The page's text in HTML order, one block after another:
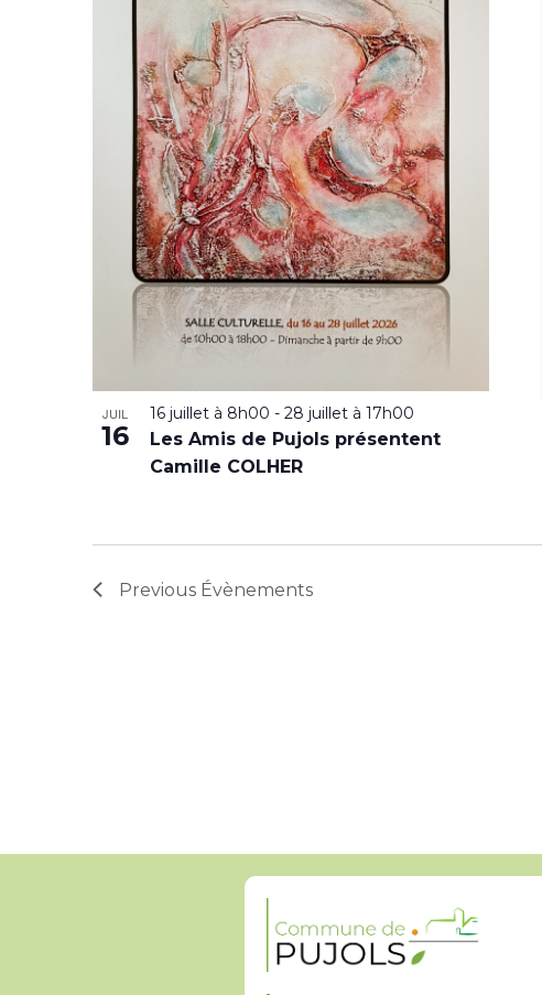
JUIL
16
16 juillet à 8h00 - 28 juillet à 17h00
Les Amis de Pujols présentent
Camille COLHER
Previous Évènements